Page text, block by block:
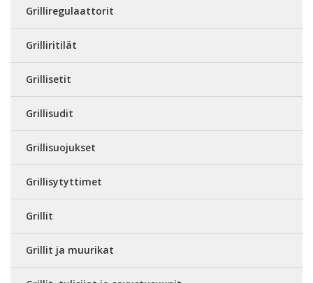
Grilliregulaattorit
Grilliritilät
Grillisetit
Grillisudit
Grillisuojukset
Grillisytyttimet
Grillit
Grillit ja muurikat